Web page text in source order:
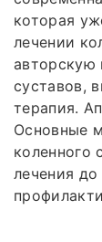
которая
лечении
авторскую
суставов,
терапия.
Основные
коленного
лечения